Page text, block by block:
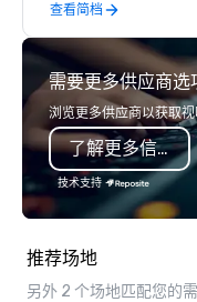
warm, polished
that enhances the
without overpowering
查看简档
需要更多供应商选
浏览更多供应商以获取
了解更多信息
技术支持
推荐场地
另外 2 个场地匹配您的